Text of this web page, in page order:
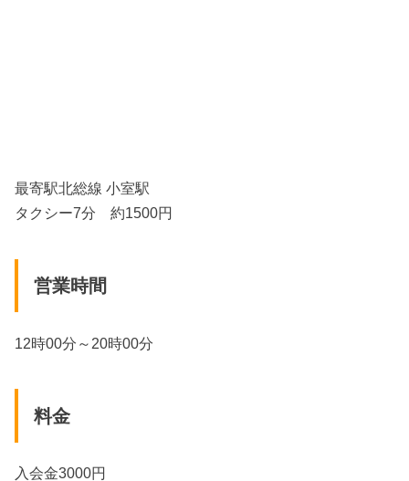
最寄駅北総線 小室駅
タクシー7分 約1500円
営業時間
12時00分～20時00分
料金
入会金3000円